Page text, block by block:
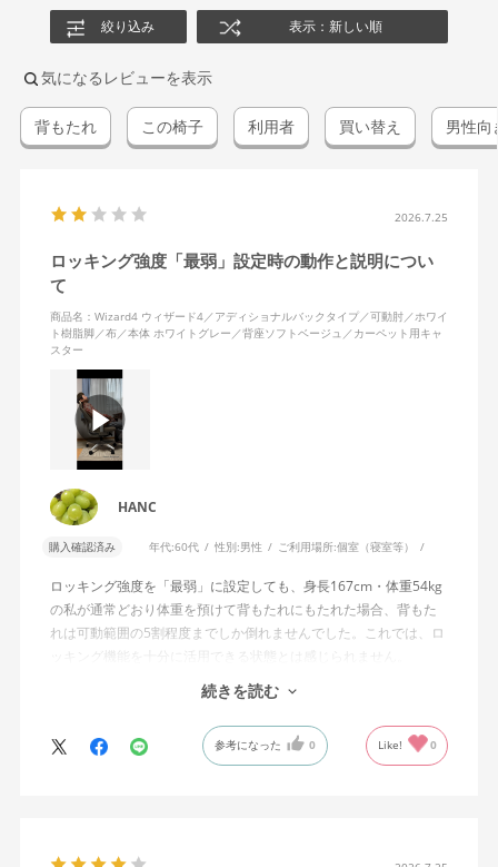
絞り込み 表示：新しい順
気になるレビューを表示
背もたれ この椅子 利用者 買い替え 男性向
2026.7.25
ロッキング強度「最弱」設定時の動作と説明につい
て
商品名：Wizard4 ウィザード4／アディショナルバックタイプ／可動肘／ホワイ
ト樹脂脚／布／本体 ホワイトグレー／背座ソフトベージュ／カーペット用キャ
スター
HANC
購入確認済み 年代:60代 性別:男性 ご利用場所:個室（寝室等）
ロッキング強度を「最弱」に設定しても、身長167cm・体重54kg
の私が通常どおり体重を預けて背もたれにもたれた場合、背もた
れは可動範囲の5割程度までしか倒れませんでした。これでは、ロ
ッキング機能を十分に活用できる状態とは感じられません。
私は勤務先で約11年間、同シリーズのWizard2を使用していま
す。Wizard2にもロッキング強度調整機能が備わっており、最弱に
設定した場合は、通常どおり体重を預けることで背もたれは可動
続きを読む
参考になった 0 Like! 0